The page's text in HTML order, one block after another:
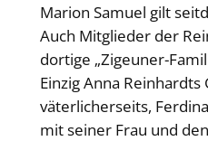
Marion Samuel gilt
Auch Mitglieder der
dortige „Zigeuner-
Einzig Anna
väterlicherseits,
mit seiner Frau und